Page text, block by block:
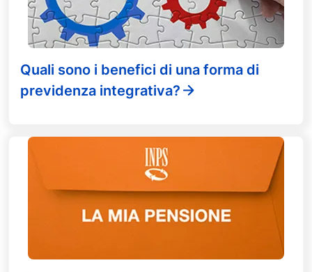
Quali sono i benefici di una forma di
previdenza integrativa?